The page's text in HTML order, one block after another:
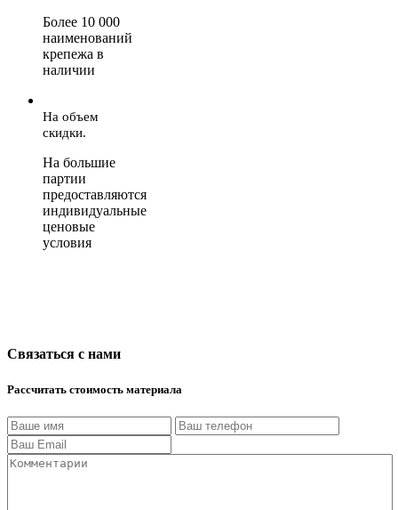
Более 10 000
наименований
крепежа в
наличии
На объем
скидки.
На большие
партии
предоставляются
индивидуальные
ценовые
условия
Связаться с нами
Рассчитать стоимость материала